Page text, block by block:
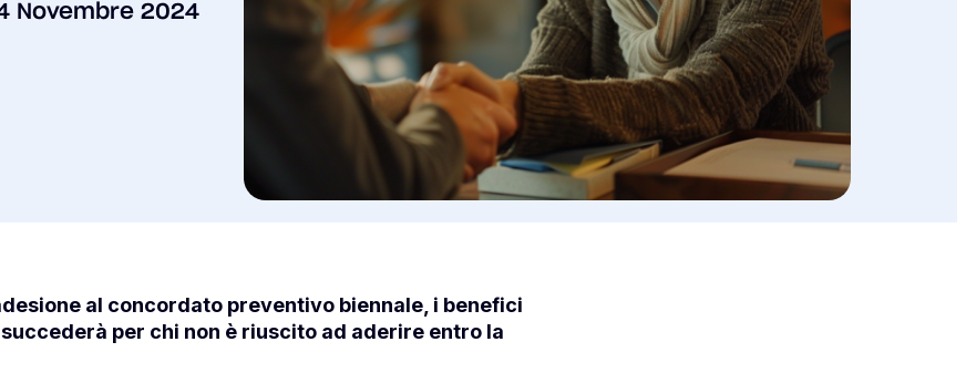
Novembre 2024
al concordato preventivo biennale, i benefici
per chi non è riuscito ad aderire entro la